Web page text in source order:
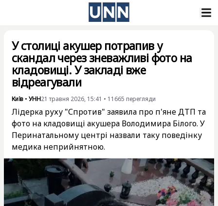
У столиці акушер потрапив у
скандал через зневажливі фото на
кладовищі. У закладі вже
відреагували
Київ • УНН21 травня 2026, 15:41 • 11665 перегляди
Лідерка руху "Спротив" заявила про п'яне ДТП та
фото на кладовищі акушера Володимира Білого. У
Перинатальному центрі назвали таку поведінку
медика неприйнятною.